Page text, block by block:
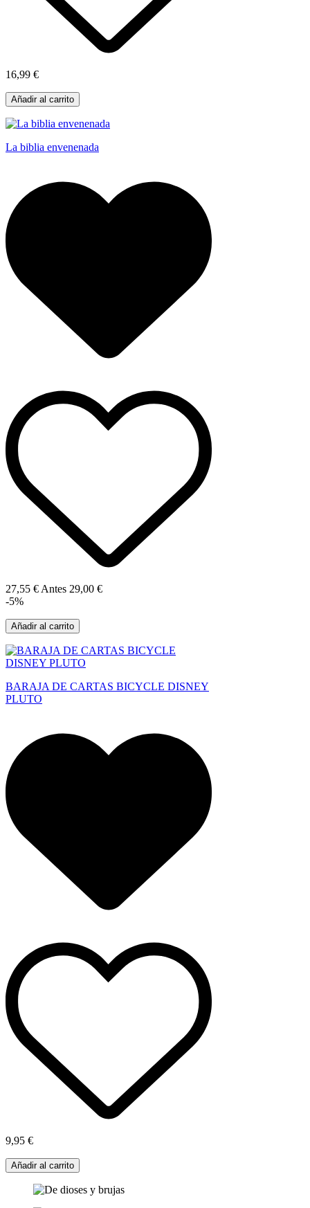
16,99 €
Añadir al carrito
La biblia envenenada
27,55 €Antes 29,00 €
-5%
Añadir al carrito
BARAJA DE CARTAS BICYCLE DISNEY
PLUTO
9,95 €
Añadir al carrito